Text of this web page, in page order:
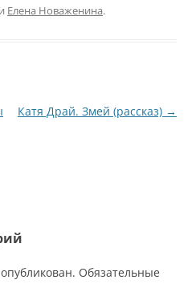
Елена Новаженина.
Катя Драй. Змей (рассказ) →
Обязательные